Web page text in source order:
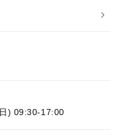
) 09:30-17:00